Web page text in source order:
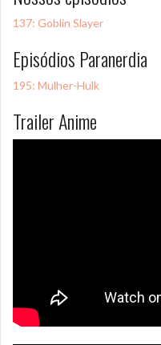
137: Goblin Slayer
Episódios Paranerdia
195: Mulher-Hulk
Trailer Anime